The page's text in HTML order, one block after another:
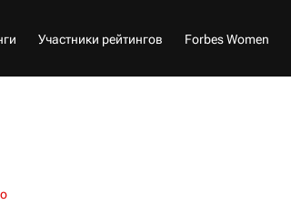
Участники рейтингов Forbes Women